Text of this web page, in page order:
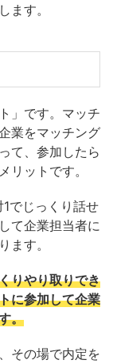
ます。
」です。マッチ
業をマッチング
て、参加したら
リットです。
でじっくり話せ
て企業担当者に
ます。
りやり取りでき
に参加して企業
。
その場で内定を